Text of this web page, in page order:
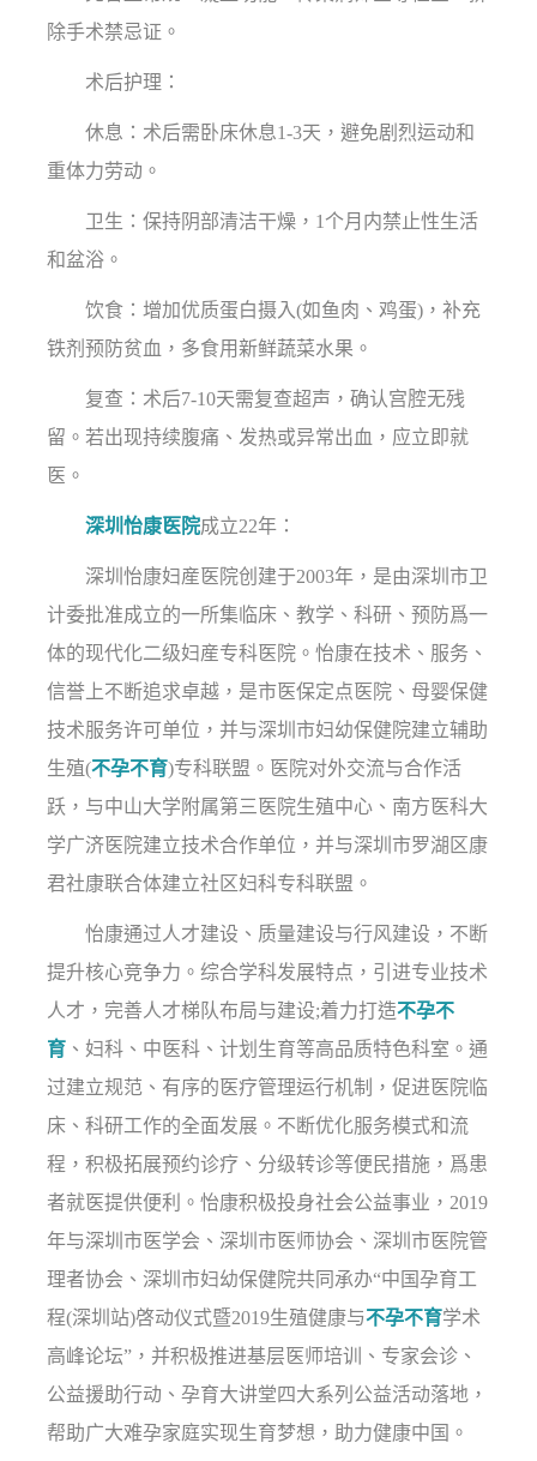
除手术禁忌证。
术后护理：
休息：术后需卧床休息1-3天，避免剧烈运动和
重体力劳动。
卫生：保持阴部清洁干燥，1个月内禁止性生活
和盆浴。
饮食：增加优质蛋白摄入(如鱼肉、鸡蛋)，补充
铁剂预防贫血，多食用新鲜蔬菜水果。
复查：术后7-10天需复查超声，确认宫腔无残
留。若出现持续腹痛、发热或异常出血，应立即就
医。
深圳怡康医院成立22年：
深圳怡康妇産医院创建于2003年，是由深圳市卫
计委批准成立的一所集临床、教学、科研、预防爲一
体的现代化二级妇産专科医院。怡康在技术、服务、
信誉上不断追求卓越，是市医保定点医院、母婴保健
技术服务许可单位，并与深圳市妇幼保健院建立辅助
生殖(不孕不育)专科联盟。医院对外交流与合作活
跃，与中山大学附属第三医院生殖中心、南方医科大
学广济医院建立技术合作单位，并与深圳市罗湖区康
君社康联合体建立社区妇科专科联盟。
怡康通过人才建设、质量建设与行风建设，不断
提升核心竞争力。综合学科发展特点，引进专业技术
人才，完善人才梯队布局与建设;着力打造不孕不
育 、妇科、中医科、计划生育等高品质特色科室。通
过建立规范、有序的医疗管理运行机制，促进医院临
床、科研工作的全面发展。不断优化服务模式和流
程，积极拓展预约诊疗、分级转诊等便民措施，爲患
者就医提供便利。怡康积极投身社会公益事业，2019
年与深圳市医学会、深圳市医师协会、深圳市医院管
理者协会、深圳市妇幼保健院共同承办“中国孕育工
程(深圳站)啓动仪式暨2019生殖健康与不孕不育学术
高峰论坛”，并积极推进基层医师培训、专家会诊、
公益援助行动、孕育大讲堂四大系列公益活动落地，
帮助广大难孕家庭实现生育梦想，助力健康中国。